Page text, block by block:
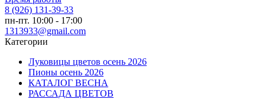
8 (926) 131-39-33
пн-пт. 10:00 - 17:00
1313933@gmail.com
Категории
Луковицы цветов осень 2026
Пионы осень 2026
КАТАЛОГ ВЕСНА
РАССАДА ЦВЕТОВ